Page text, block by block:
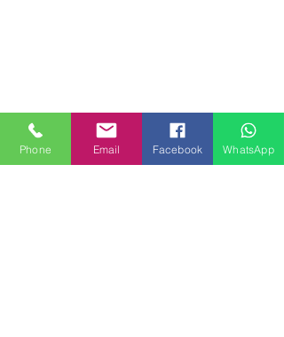
Phone Email Facebook WhatsApp